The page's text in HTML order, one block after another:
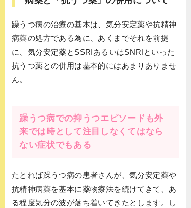
躁うつ病の治療の基本は、気分安定薬や抗精神
病薬の処方である為に、あくまでそれを前提
に、気分安定薬とSSRIあるいはSNRIといった
抗うつ薬との併用は基本的にはあまりありませ
ん。
躁うつ病での抑うつエピソードも外
来では時として注目しなくてはなら
ない症状でもある
たとれば躁うつ病の患者さんが、気分安定薬や
抗精神病薬を基本に薬物療法を続けてきて、あ
る程度気分の波が落ち着いてきたとします。し